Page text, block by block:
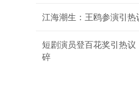
江海潮生：王鸥参演引热
短剧演员登百花奖引热
碎